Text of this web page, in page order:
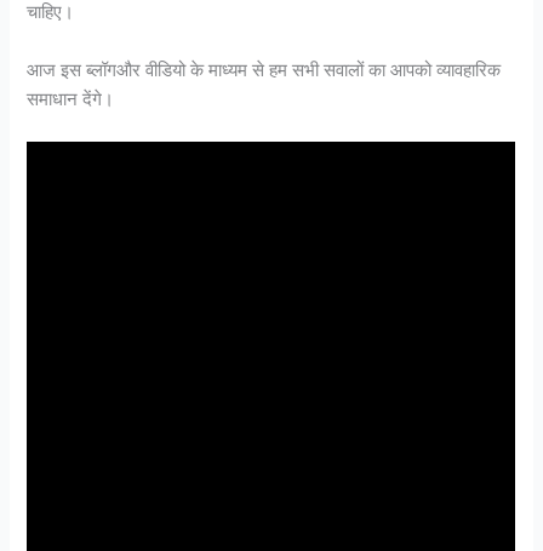
चाहिए।
आज इस ब्लॉगऔर वीडियो के माध्यम से हम सभी सवालों का आपको व्यावहारिक
समाधान देंगे।